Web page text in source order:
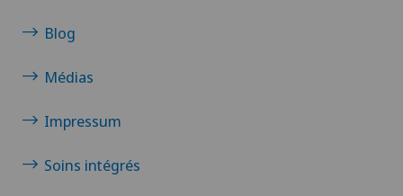
Blog
Médias
Impressum
Soins intégrés